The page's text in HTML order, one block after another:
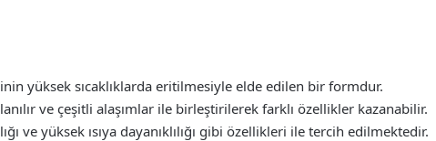
yüksek sıcaklıklarda eritilmesiyle elde edilen bir formdur.
ve çeşitli alaşımlar ile birleştirilerek farklı özellikler kazanabilir.
ve yüksek ısıya dayanıklılığı gibi özellikleri ile tercih edilmektedir.